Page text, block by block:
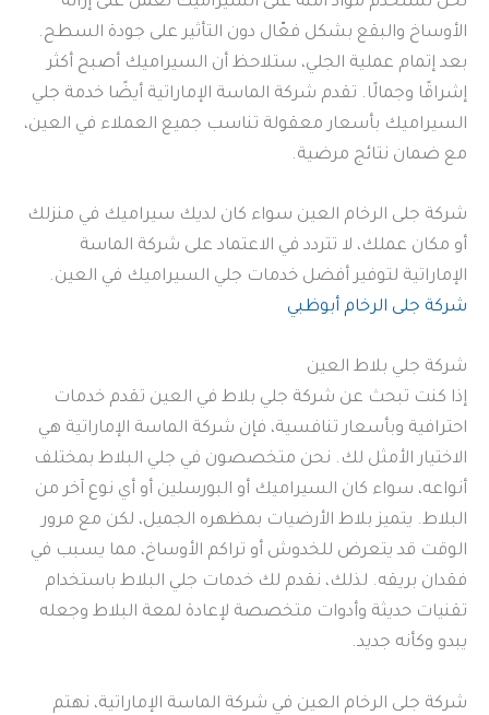
الأوساخ والبقع بشكل فعّال دون التأثير على جودة السطح.
بعد إتمام عملية الجلي، ستلاحظ أن السيراميك أصبح أكثر
إشراقًا وجمالًا. تقدم شركة الماسة الإماراتية أيضًا خدمة جلي
السيراميك بأسعار معقولة تناسب جميع العملاء في العين،
مع ضمان نتائج مرضية.
شركة جلى الرخام العين سواء كان لديك سيراميك في منزلك
أو مكان عملك، لا تتردد في الاعتماد على شركة الماسة
الإماراتية لتوفير أفضل خدمات جلي السيراميك في العين.
شركة جلى الرخام أبوظبي
شركة جلي بلاط العين
إذا كنت تبحث عن شركة جلي بلاط في العين تقدم خدمات
احترافية وبأسعار تنافسية، فإن شركة الماسة الإماراتية هي
الاختيار الأمثل لك. نحن متخصصون في جلي البلاط بمختلف
أنواعه، سواء كان السيراميك أو البورسلين أو أي نوع آخر من
البلاط. يتميز بلاط الأرضيات بمظهره الجميل، لكن مع مرور
الوقت قد يتعرض للخدوش أو تراكم الأوساخ، مما يسبب في
فقدان بريقه. لذلك، نقدم لك خدمات جلي البلاط باستخدام
تقنيات حديثة وأدوات متخصصة لإعادة لمعة البلاط وجعله
يبدو وكأنه جديد.
شركة جلى الرخام العين في شركة الماسة الإماراتية، نهتم